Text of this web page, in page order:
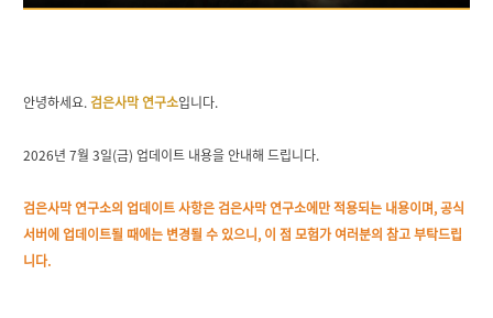
안녕하세요.검은사막 연구소입니다.
2026년 7월 3일(금) 업데이트 내용을 안내해 드립니다.
검은사막 연구소의 업데이트 사항은 검은사막 연구소에만 적용되는 내용이며, 공식
서버에 업데이트될 때에는 변경될 수 있으니, 이 점 모험가 여러분의 참고 부탁드립
니다.